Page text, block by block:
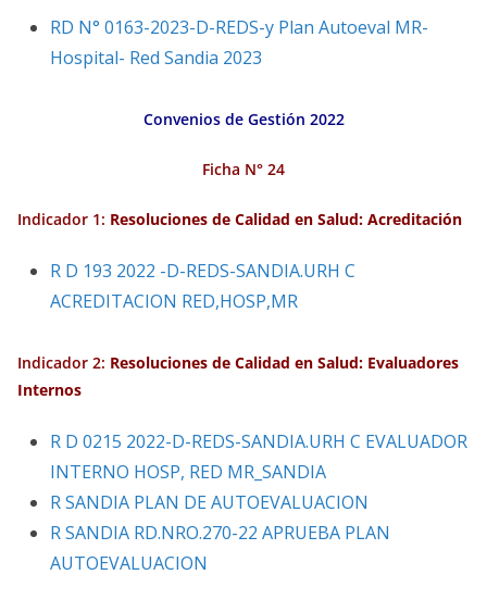
RD N° 0163-2023-D-REDS-y Plan Autoeval MR-
Hospital- Red Sandia 2023
Convenios de Gestión 2022
Ficha N° 24
Indicador 1: Resoluciones de Calidad en Salud: Acreditación
R D 193 2022 -D-REDS-SANDIA.URH C
ACREDITACION RED,HOSP,MR
Indicador 2: Resoluciones de Calidad en Salud: Evaluadores
Internos
R D 0215 2022-D-REDS-SANDIA.URH C EVALUADOR
INTERNO HOSP, RED MR_SANDIA
R SANDIA PLAN DE AUTOEVALUACION
R SANDIA RD.NRO.270-22 APRUEBA PLAN
AUTOEVALUACION